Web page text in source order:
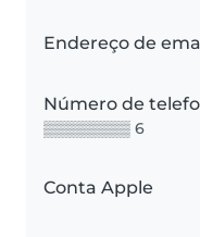
Endereço de
Número de
▒▒▒▒▒▒▒▒ 6
Conta Apple